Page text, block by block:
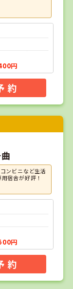
円
約
ンビニなど生活
宿舎が好評！
円
約